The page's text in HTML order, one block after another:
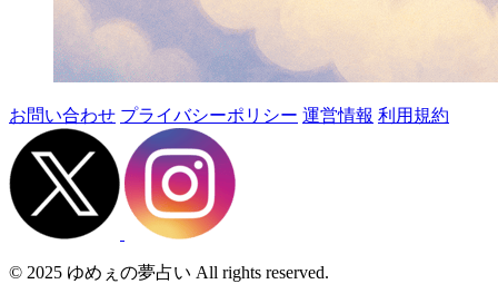
お問い合わせ プライバシーポリシー 運営情報 利用規約
© 2025 ゆめぇの夢占い All rights reserved.